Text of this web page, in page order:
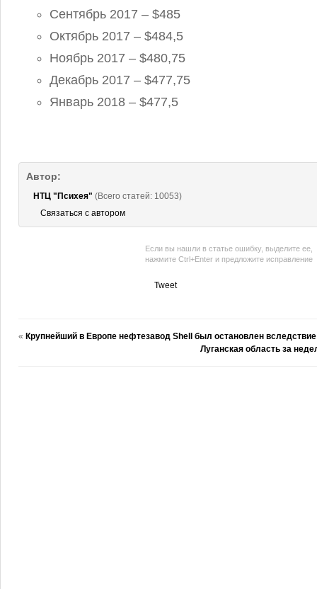
Сентябрь 2017 – $485
Октябрь 2017 – $484,5
Ноябрь 2017 – $480,75
Декабрь 2017 – $477,75
Январь 2018 – $477,5
Автор:
НТЦ "Психея" (Всего статей: 10053)
Связаться с автором
Если вы нашли в статье ошибку, выделите ее,
нажмите Ctrl+Enter и предложите исправление
Tweet
« Крупнейший в Европе нефтезавод Shell был остановлен
Луганская область за